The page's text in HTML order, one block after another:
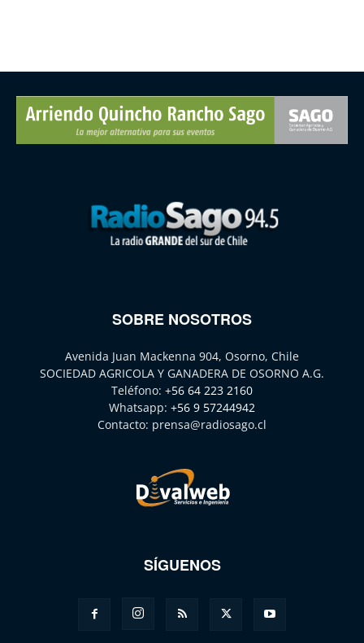
SOBRE NOSOTROS
Avenida Juan Mackenna 904, Osorno, Chile
SOCIEDAD AGRICOLA Y GANADERA DE OSORNO A.G.
Teléfono: +56 64 223 2160
Whatsapp: +56 9 57244942
Contacto: prensa@radiosago.cl
SÍGUENOS